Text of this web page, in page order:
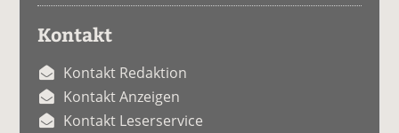
Kontakt
Kontakt Redaktion
Kontakt Anzeigen
Kontakt Leserservice